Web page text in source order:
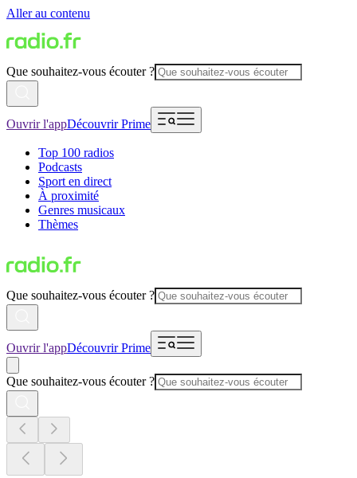
Aller au contenu
Que souhaitez-vous écouter ?
Ouvrir l'appDécouvrir Prime
Top 100 radios
Podcasts
Sport en direct
À proximité
Genres musicaux
Thèmes
Que souhaitez-vous écouter ?
Ouvrir l'appDécouvrir Prime
Que souhaitez-vous écouter ?